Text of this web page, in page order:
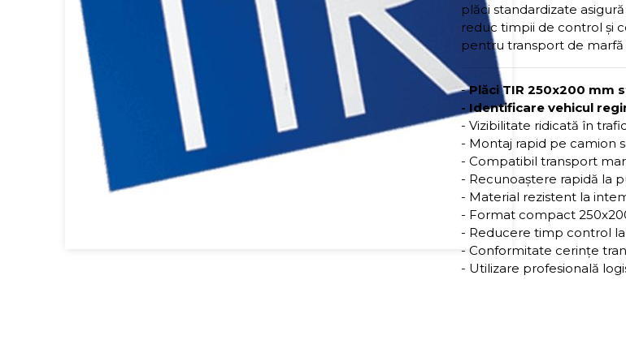
plăci standardizate
reduc timpii de control și
pentru transport de
-Plăci TIR 250x200 mm
- Identificare vehicul
- Vizibilitate ridicată în
- Montaj rapid pe camion
- Compatibil transport
- Recunoaștere rapidă la
- Material rezistent la
- Format compact
- Reducere timp control
- Conformitate cerințe
- Utilizare profesională